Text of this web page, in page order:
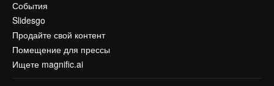
События
Slidesgo
Продайте свой контент
Помещение для прессы
Ищете magnific.ai